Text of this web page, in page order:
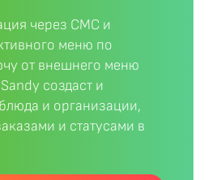
через СМС и
меню по
от внешнего меню
создаст и
и организации,
и статусами в